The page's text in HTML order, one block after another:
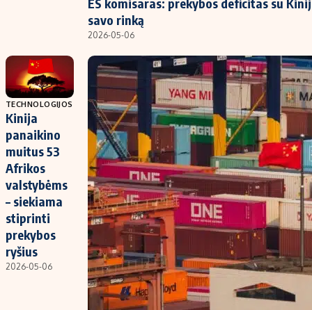
ES komisaras: prekybos deficitas su
savo rinką
2026-05-06
TECHNOLOGIJOS
Kinija
panaikino
muitus 53
Afrikos
valstybėms
– siekiama
stiprinti
prekybos
ryšius
2026-05-06